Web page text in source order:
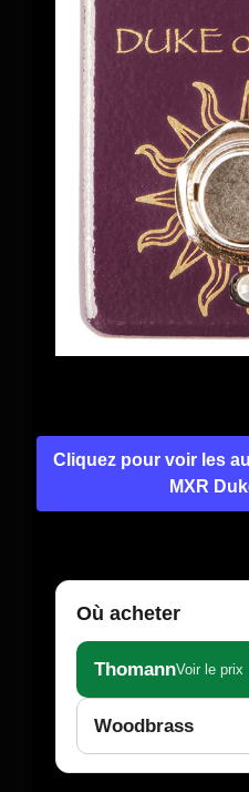
Cliquez pour voir les
MXR
Où acheter
ThomannVoir le
Woodbrass